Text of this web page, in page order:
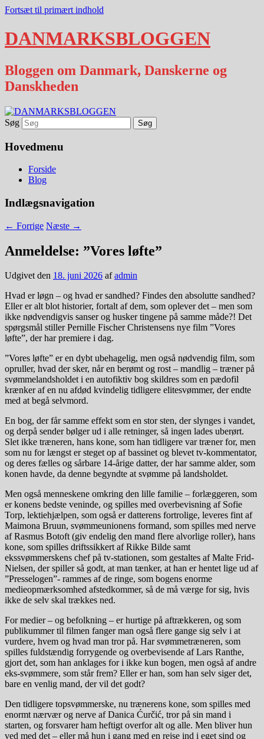
Fortsæt til primært indhold
DANMARKSBLOGGEN
Bloggen om Danmark, Danskerne og
Danskheden
Søg
Hovedmenu
Forside
Blog
Indlægsnavigation
← Forrige Næste →
Anmeldelse: ”Vores løfte”
Udgivet den 18. juni 2026 afadmin
Hvad er løgn – og hvad er sandhed? Findes den absolutte sandhed?
Eller er alt blot historier, fortalt af dem, som oplever det – men som
ikke nødvendigvis sanser og husker tingene på samme måde?! Det
spørgsmål stiller Pernille Fischer Christensens nye film ”Vores
løfte”, der har premiere i dag.
”Vores løfte” er en dybt ubehagelig, men også nødvendig film, som
opruller, hvad der sker, når en berømt og rost – mandlig – træner på
svømmelandsholdet i en autofiktiv bog skildres som en pædofil
krænker af en nu afdød kvindelig tidligere elitesvømmer, der endte
med at begå selvmord.
En bog, der får samme effekt som en stor sten, der slynges i vandet,
og derpå sender bølger ud i alle retninger, så ingen lades uberørt.
Slet ikke træneren, hans kone, som han tidligere var træner for, men
som nu for længst er steget op af bassinet og blevet tv-kommentator,
og deres fælles og sårbare 14-årige datter, der har samme alder, som
konen havde, da denne begyndte at svømme på landsholdet.
Men også menneskene omkring den lille familie – forlæggeren, som
er konens bedste veninde, og spilles med overbevisning af Sofie
Torp, lektiehjælpen, som også er datterens fortrolige, leveres fint af
Maimona Bruun, svømmeunionens formand, som spilles med nerve
af Rasmus Botoft (giv endelig den mand flere alvorlige roller), hans
kone, som spilles driftssikkert af Rikke Bilde samt
ekssvømmerskens chef på tv-stationen, som gestaltes af Malte Frid-
Nielsen, der spiller så godt, at man tænker, at han er hentet lige ud af
”Presselogen”- rammes af de ringe, som bogens enorme
medieopmærksomhed afstedkommer, så de må værge for sig, hvis
ikke de selv skal trækkes ned.
For medier – og befolkning – er hurtige på aftrækkeren, og som
publikummer til filmen fanger man også flere gange sig selv i at
vurdere, hvem og hvad man tror på. Har svømmetræneren, som
spilles fuldstændig forrygende og overbevisende af Lars Ranthe,
gjort det, som han anklages for i ikke kun bogen, men også af andre
eks-svømmere, som står frem? Eller er han, som han selv siger det,
bare en venlig mand, der vil det godt?
Den tidligere topsvømmerske, nu trænerens kone, som spilles med
enormt nærvær og nerve af Danica Ćurčić, tror på sin mand i
starten, og forsvarer ham heftigt overfor alt og alle. Men bliver hun
ved med det – eller må hun i gang med en rejse ind i eget sind og